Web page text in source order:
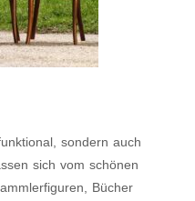
sondern auch
sich vom schönen
Bücher